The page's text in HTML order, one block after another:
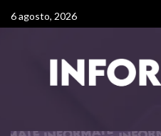
6 agosto, 2026